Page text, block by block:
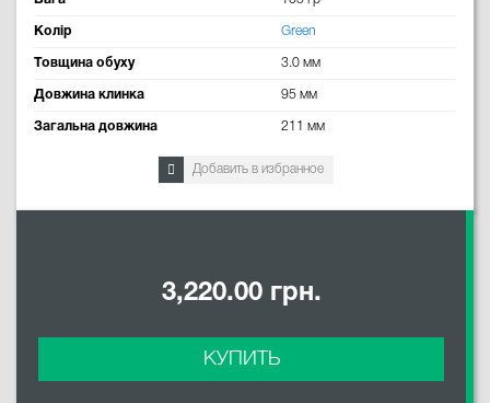
Колір Green
Товщина обуху 3.0 мм
Довжина клинка 95 мм
Загальна довжина 211 мм
Добавить в избранное
3,220.00 грн.
КУПИТЬ